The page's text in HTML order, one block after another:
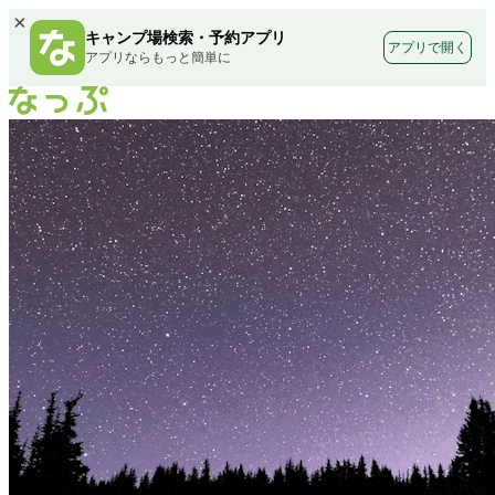
×
キャンプ場検索・予約アプリ
アプリならもっと簡単に
アプリで開く